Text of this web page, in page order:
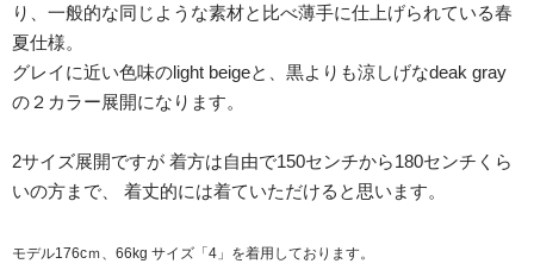
り、一般的な同じような素材と比べ薄手に仕上げられている春
夏仕様。
グレイに近い色味のlight beigeと、黒よりも涼しげなdeak gray
の２カラー展開になります。
2サイズ展開ですが 着方は自由で150センチから180センチくら
いの方まで、 着丈的には着ていただけると思います。
モデル176cｍ、66kg サイズ「4」を着用しております。